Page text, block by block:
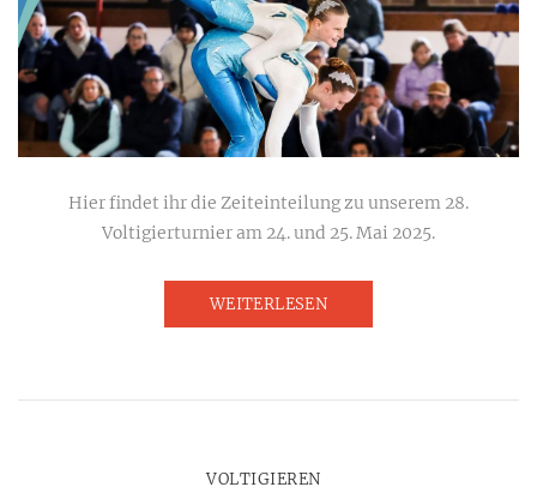
Hier findet ihr die Zeiteinteilung zu unserem 28.
Voltigierturnier am 24. und 25. Mai 2025.
WEITERLESEN
VOLTIGIEREN